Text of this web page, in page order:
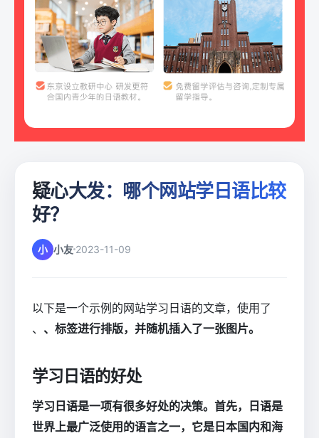
疑心大发：哪个网站学日语比较
好？
小 小友 2023-11-09
以下是一个示例的网站学习日语的文章，使用了
、 、标签进行排版，并随机插入了一张图片。
学习日语的好处
学习日语是一项有很多好处的决策。首先，日语是
世界上最广泛使用的语言之一，它是日本国内和海